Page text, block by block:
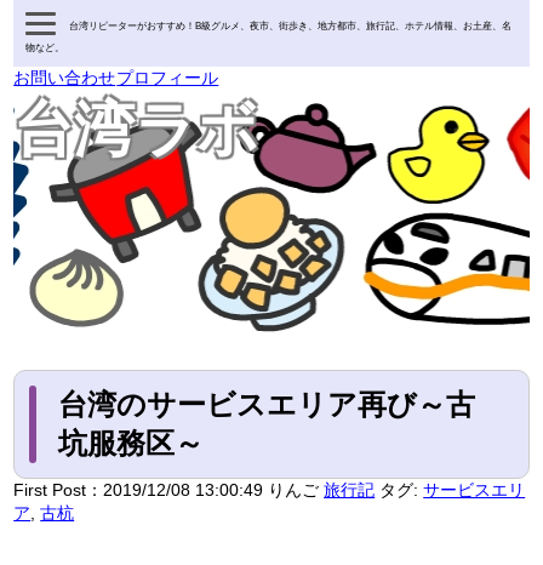
台湾リピーターがおすすめ！B級グルメ、夜市、街歩き、地方都市、旅行記、ホテル情報、お土産、名
物など。
お問い合わせプロフィール
台湾ラボ
台湾のサービスエリア再び～古
坑服務区～
First Post： 2019/12/08 13:00:49 りんご 旅行記 タグ:サービスエリ
ア ,古杭